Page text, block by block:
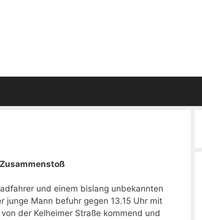
und einem bislang unbekannten
junge Mann befuhr gegen 13.15 Uhr mit
der Kelheimer Straße kommend und